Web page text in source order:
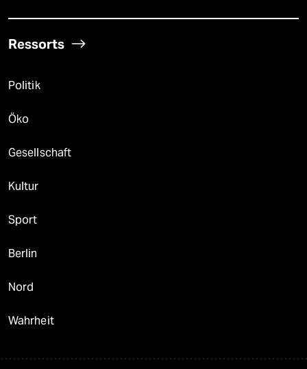
Ressorts
Politik
Öko
Gesellschaft
Kultur
Sport
Berlin
Nord
Wahrheit